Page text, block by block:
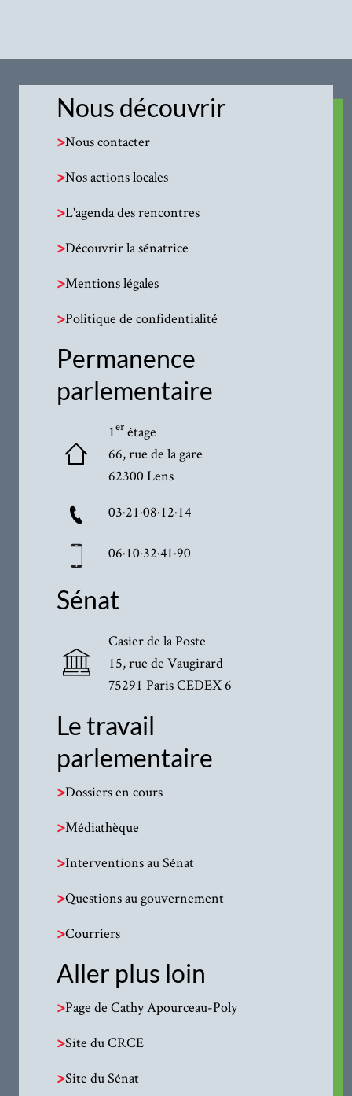
Nous découvrir
>Nous contacter
>Nos actions locales
>L'agenda des rencontres
>Découvrir la sénatrice
>Mentions légales
>Politique de confidentialité
Permanence
parlementaire
1erétage
66, rue de la gare
62300 Lens
03·21·08·12·14
06·10·32·41·90
Sénat
Casier de la Poste
15, rue de Vaugirard
75291 Paris CEDEX 6
Le travail
parlementaire
>Dossiers en cours
>Médiathèque
>Interventions au Sénat
>Questions au gouvernement
>Courriers
Aller plus loin
>Page de Cathy Apourceau-Poly
>Site du CRCE
>Site du Sénat